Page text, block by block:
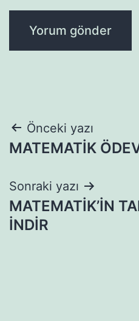
Yazı
gezinmesi
Önceki yazı
MATEMATİK
Sonraki yazı
MATEMATİK’İN
İNDİR